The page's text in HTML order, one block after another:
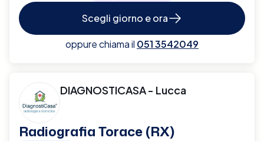
Scegli giorno e ora
oppure chiama il 051 3542049
DIAGNOSTICASA - Lucca
Radiografia Torace (RX)